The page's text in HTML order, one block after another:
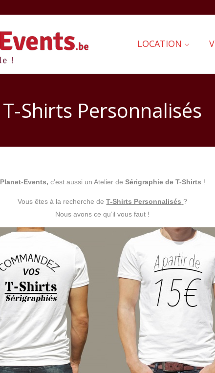
LOCATION
T-Shirts Personnalisés
Planet-Events, c’est aussi un Atelier de Sérigraphie de T-Shirts !
Vous êtes à la recherche deT-Shirts Personnalisés ?
Nous avons ce qu’il vous faut !